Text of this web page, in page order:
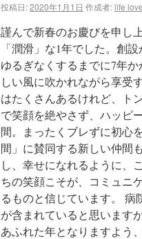
投稿日:2020年1月1日 作成者: life
謹んで新春のお慶びを申し
「潤滑」な1年でした。創
ゆるぎなくするまでに7年
しい風に吹かれながら享受
はたくさんあるけれど、ト
で笑顔を絶やさず、ハッピ
間。まったくブレずに初心
間」に賛同する新しい仲間
し、幸せになれるように、
ちの笑顔こそが、コミュニ
るものと信じています。
が含まれていると思います
あふれた年となりますよう